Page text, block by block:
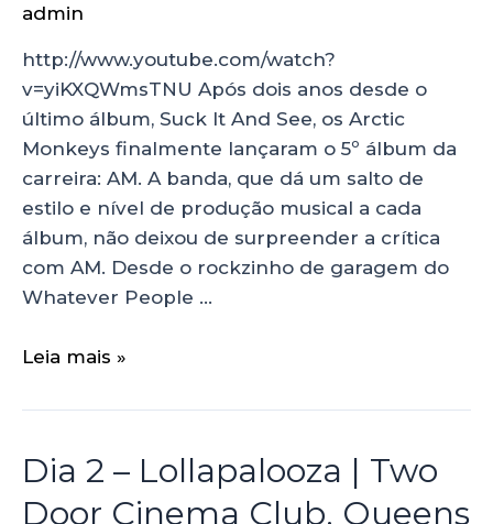
admin
http://www.youtube.com/watch?
v=yiKXQWmsTNU Após dois anos desde o
último álbum, Suck It And See, os Arctic
Monkeys finalmente lançaram o 5º álbum da
carreira: AM. A banda, que dá um salto de
estilo e nível de produção musical a cada
álbum, não deixou de surpreender a crítica
com AM. Desde o rockzinho de garagem do
Whatever People …
Leia mais »
Dia 2 – Lollapalooza | Two
Door Cinema Club, Queens